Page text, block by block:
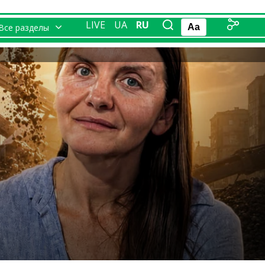
разделы LIVE UA RU Aa